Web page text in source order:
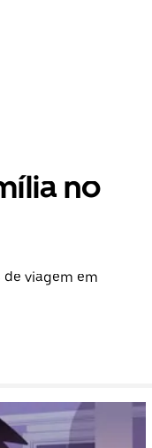
no
de viagem em